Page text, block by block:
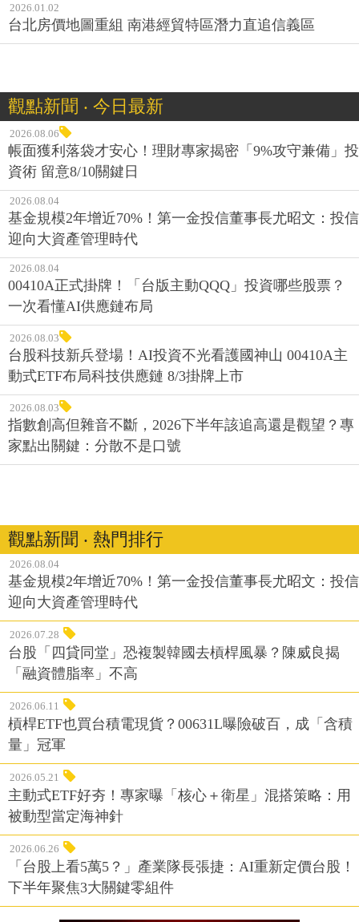
2026.01.02
台北房價地圖重組 南港經貿特區潛力直追信義區
觀點新聞 ‧ 今日最新
2026.08.06
帳面獲利落袋才安心！理財專家揭密「9%攻守兼備」投
資術 留意8/10關鍵日
2026.08.04
基金規模2年增近70%！第一金投信董事長尤昭文：投信
迎向大資產管理時代
2026.08.04
00410A正式掛牌！「台版主動QQQ」投資哪些股票？
一次看懂AI供應鏈布局
2026.08.03
台股科技新兵登場！AI投資不光看護國神山 00410A主
動式ETF布局科技供應鏈 8/3掛牌上市
2026.08.03
指數創高但雜音不斷，2026下半年該追高還是觀望？專
家點出關鍵：分散不是口號
觀點新聞 ‧ 熱門排行
2026.08.04
基金規模2年增近70%！第一金投信董事長尤昭文：投信
迎向大資產管理時代
2026.07.28
台股「四貸同堂」恐複製韓國去槓桿風暴？陳威良揭
「融資體脂率」不高
2026.06.11
槓桿ETF也買台積電現貨？00631L曝險破百，成「含積
量」冠軍
2026.05.21
主動式ETF好夯！專家曝「核心＋衛星」混搭策略：用
被動型當定海神針
2026.06.26
「台股上看5萬5？」產業隊長張捷：AI重新定價台股！
下半年聚焦3大關鍵零組件